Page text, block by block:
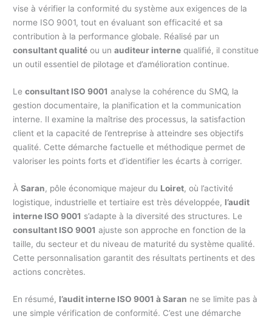
vise à vérifier la conformité du système aux exigences de la
norme ISO 9001, tout en évaluant son efficacité et sa
contribution à la performance globale. Réalisé par un
consultant qualité ou unauditeur interne qualifié, il constitue
un outil essentiel de pilotage et d’amélioration continue.
Leconsultant ISO 9001 analyse la cohérence du SMQ, la
gestion documentaire, la planification et la communication
interne. Il examine la maîtrise des processus, la satisfaction
client et la capacité de l’entreprise à atteindre ses objectifs
qualité. Cette démarche factuelle et méthodique permet de
valoriser les points forts et d’identifier les écarts à corriger.
ÀSaran, pôle économique majeur du Loiret, où l’activité
logistique, industrielle et tertiaire est très développée, l’audit
interne ISO 9001 s’adapte à la diversité des structures. Le
consultant ISO 9001 ajuste son approche en fonction de la
taille, du secteur et du niveau de maturité du système qualité.
Cette personnalisation garantit des résultats pertinents et des
actions concrètes.
En résumé, l’audit interne ISO 9001 à Saran ne se limite pas à
une simple vérification de conformité. C’est une démarche